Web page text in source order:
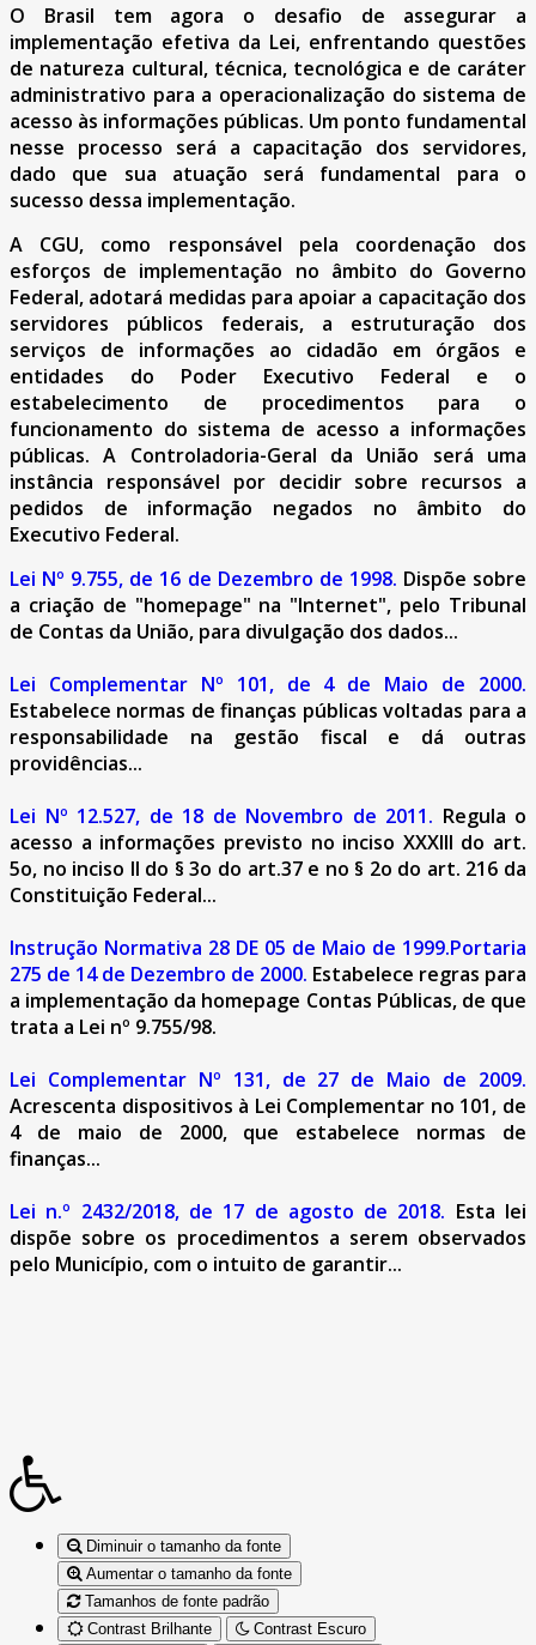
O Brasil tem agora o desafio de assegurar a
implementação efetiva da Lei, enfrentando questões
de natureza cultural, técnica, tecnológica e de caráter
administrativo para a operacionalização do sistema de
acesso às informações públicas. Um ponto fundamental
nesse processo será a capacitação dos servidores,
dado que sua atuação será fundamental para o
sucesso dessa implementação.
A CGU, como responsável pela coordenação dos
esforços de implementação no âmbito do Governo
Federal, adotará medidas para apoiar a capacitação dos
servidores públicos federais, a estruturação dos
serviços de informações ao cidadão em órgãos e
entidades do Poder Executivo Federal e o
estabelecimento de procedimentos para o
funcionamento do sistema de acesso a informações
públicas. A Controladoria-Geral da União será uma
instância responsável por decidir sobre recursos a
pedidos de informação negados no âmbito do
Executivo Federal.
Lei Nº 9.755, de 16 de Dezembro de 1998. Dispõe sobre
a criação de "homepage" na "Internet", pelo Tribunal
de Contas da União, para divulgação dos dados...
Lei Complementar Nº 101, de 4 de Maio de 2000.
Estabelece normas de finanças públicas voltadas para a
responsabilidade na gestão fiscal e dá outras
providências...
Lei Nº 12.527, de 18 de Novembro de 2011. Regula o
acesso a informações previsto no inciso XXXIII do art.
5o, no inciso II do § 3o do art.37 e no § 2o do art. 216 da
Constituição Federal...
Instrução Normativa 28 DE 05 de Maio de 1999.Portaria
275 de 14 de Dezembro de 2000. Estabelece regras para
a implementação da homepage Contas Públicas, de que
trata a Lei nº 9.755/98.
Lei Complementar Nº 131, de 27 de Maio de 2009.
Acrescenta dispositivos à Lei Complementar no 101, de
4 de maio de 2000, que estabelece normas de
finanças...
Lei n.º 2432/2018, de 17 de agosto de 2018. Esta lei
dispõe sobre os procedimentos a serem observados
pelo Município, com o intuito de garantir...
Diminuir o tamanho da fonte
Aumentar o tamanho da fonte
Tamanhos de fonte padrão
Contrast Brilhante
Contrast Escuro